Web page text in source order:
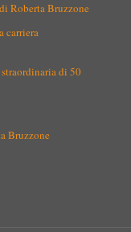
Roberta Bruzzone
carriera
di 50
Bruzzone